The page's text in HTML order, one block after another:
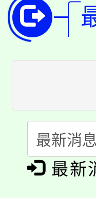
開!
115年
田徑場
桃園
視費
半價
者。
大園
份教
大溪
份教
淨零
會
115年
程
「本
最新